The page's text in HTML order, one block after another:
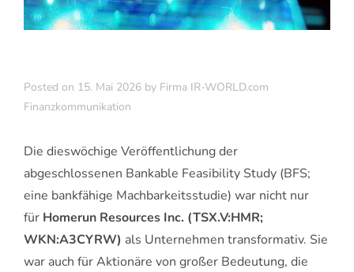
Posted on 15. Mai 2026 by Firma IR-WORLD.com
Finanzkommunikation
Die dieswöchige Veröffentlichung der
abgeschlossenen Bankable Feasibility Study (BFS;
eine bankfähige Machbarkeitsstudie) war nicht nur
für Homerun Resources Inc. (TSX.V:HMR;
WKN:A3CYRW) als Unternehmen transformativ. Sie
war auch für Aktionäre von großer Bedeutung, die